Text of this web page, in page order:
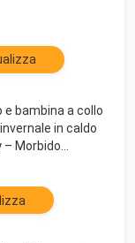
bambina a collo
in caldo
– Morbido
lunga – Perfetta
Carnevale Taglia